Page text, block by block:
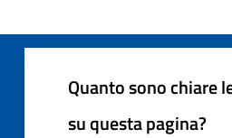
Quanto sono chiare
su questa pagina?